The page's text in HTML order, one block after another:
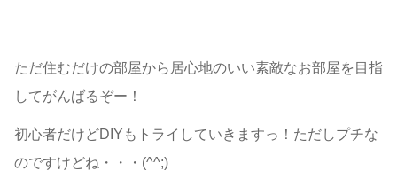
ただ住むだけの部屋から居心地のいい素敵なお部屋を目指
してがんばるぞー！
初心者だけどDIYもトライしていきますっ！ただしプチな
のですけどね・・・(^^;)